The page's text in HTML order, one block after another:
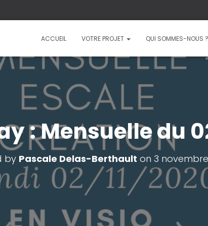
ACCUEIL VOTRE PROJET QUI SOMMES-NOUS
: Mensuelle du
by Pascale Delas-Berthault on 3